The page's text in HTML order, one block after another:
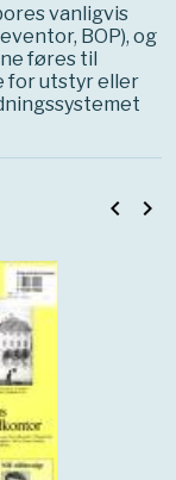
vanligvis
BOP), og
føres til
for utstyr eller
navigate_before navigate_next